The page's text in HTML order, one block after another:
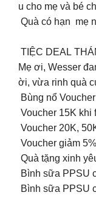
u cho mẹ và bé
Quà có hạn mẹ
TIỆC DEAL
Mẹ ơi, Wesser
ời, vừa rinh quà
Bùng nổ
Voucher 15K khi
Voucher 20K,
Voucher giảm
Quà tặng xinh
Bình sữa PPSU
Bình sữa PPSU